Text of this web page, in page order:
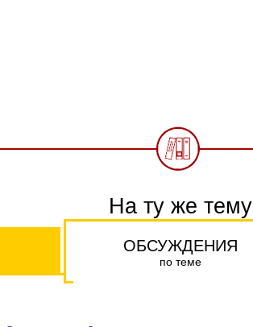
На ту же тему
ОБСУЖДЕНИЯ
по теме